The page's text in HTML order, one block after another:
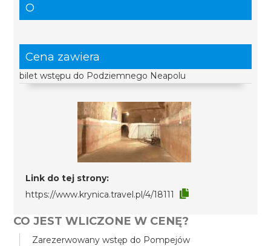
O
Cena zawiera
bilet wstępu do Podziemnego Neapolu
Link do tej strony:
https://www.krynica.travel.pl/4/18111
CO JEST WLICZONE W CENĘ?
Zarezerwowany wstęp do Pompejów